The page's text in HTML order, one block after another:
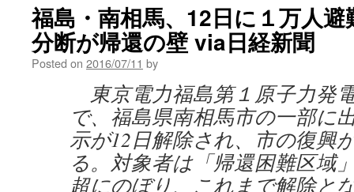
福島・南相馬、12日に１万人
分断が帰還の壁 via日経新聞
Posted on 2016/07/11 by
東京電力福島第１原子力発
で、福島県南相馬市の一部に
示が12日解除され、市の復興
る。対象者は「帰還困難区域
超にのぼり、これまで解除と